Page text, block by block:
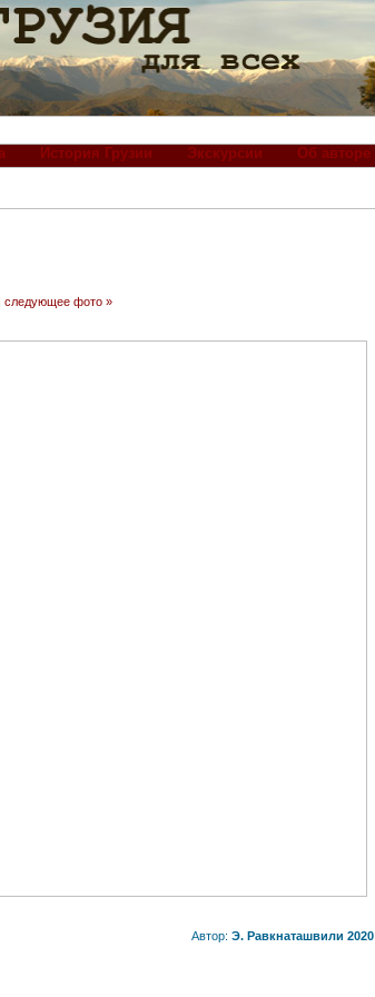
История Грузии Экскурсии Об авторе
следующее фото »
Автор: Э. Равкнаташвили 2020